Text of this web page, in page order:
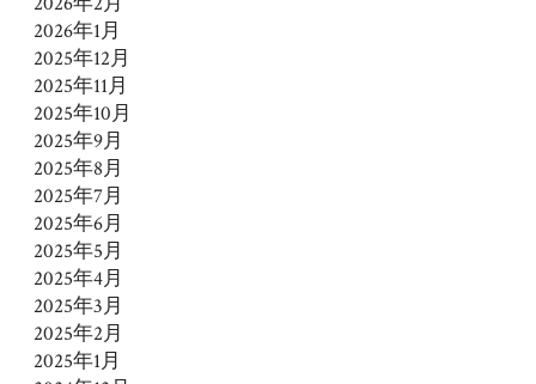
2026年1月
2025年12月
2025年11月
2025年10月
2025年9月
2025年8月
2025年7月
2025年6月
2025年5月
2025年4月
2025年3月
2025年2月
2025年1月